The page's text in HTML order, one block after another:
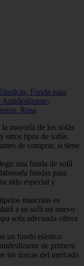
Funda para
Antideslizante,
Rosa
mayoría de los sofás
otros tipos de sofás.
de comprar, si tiene
una funda de sofá
fundas para
sido especial y
mascotas es
a su sofá un nuevo
sofa adecuada ofrece
un fondo elástico
de primera
las únicas del mercado